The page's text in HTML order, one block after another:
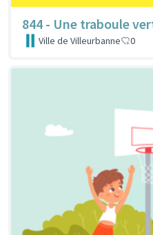
844 - Une traboule
Ville de Villeurbanne 0